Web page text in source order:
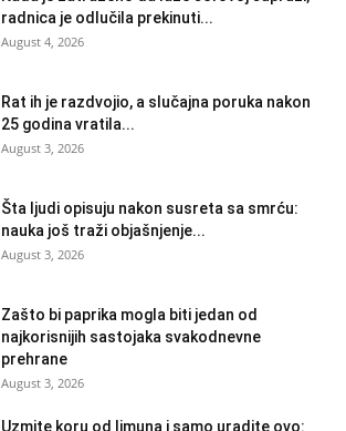
radnica je odlučila prekinuti...
August 4, 2026
Rat ih je razdvojio, a slučajna poruka nakon
25 godina vratila...
August 3, 2026
Šta ljudi opisuju nakon susreta sa smrću:
nauka još traži objašnjenje...
August 3, 2026
Zašto bi paprika mogla biti jedan od
najkorisnijih sastojaka svakodnevne
prehrane
August 3, 2026
Uzmite koru od limuna i samo uradite ovo: